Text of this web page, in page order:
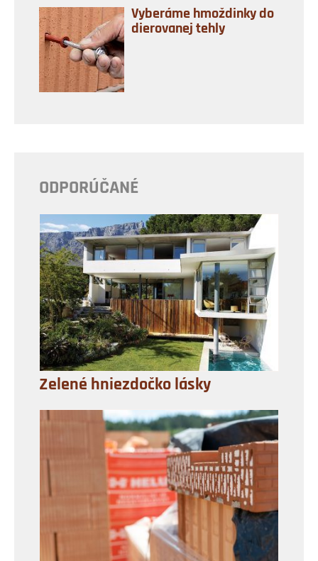
Vyberáme hmoždinky do
dierovanej tehly
ODPORÚČANÉ
Zelené hniezdočko lásky